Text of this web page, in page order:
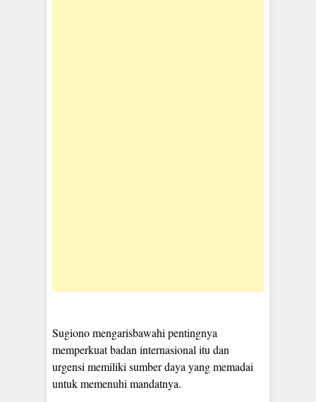
Sugiono mengarisbawahi pentingnya
memperkuat badan internasional itu dan
urgensi memiliki sumber daya yang memadai
untuk memenuhi mandatnya.